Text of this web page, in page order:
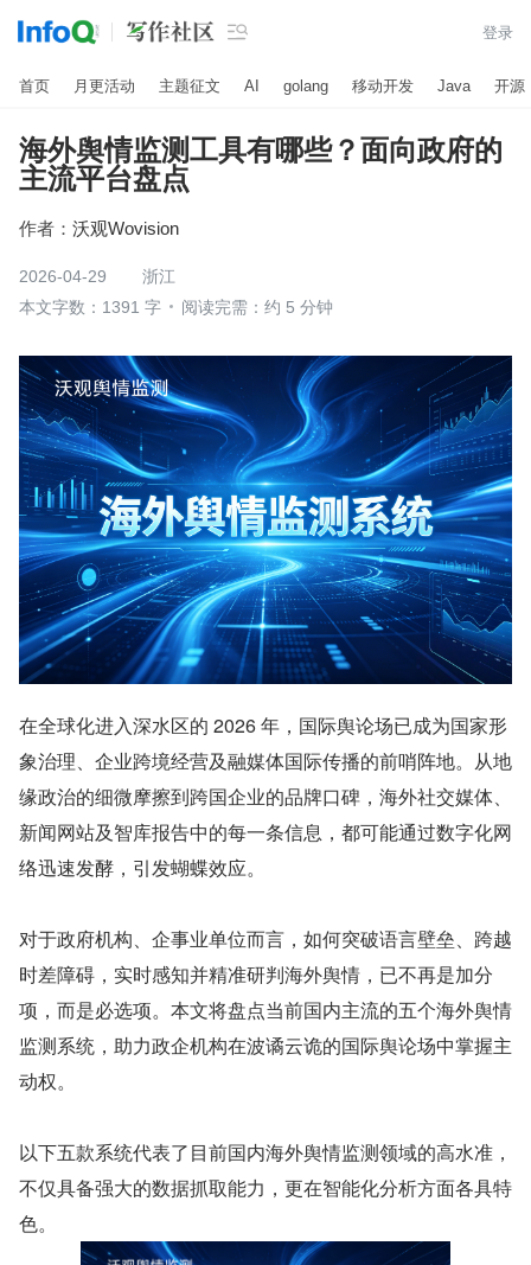
 登录
首页 月更活动 主题征文 AI golang 移动开发 Java 开源
海外舆情监测工具有哪些？面向政府的
主流平台盘点
作者： 沃观Wovision
2026-04-29
浙江
本文字数：1391 字
阅读完需：约 5 分钟
在全球化进入深水区的 2026 年，国际舆论场已成为国家形
象治理、企业跨境经营及融媒体国际传播的前哨阵地。从地
缘政治的细微摩擦到跨国企业的品牌口碑，海外社交媒体、
新闻网站及智库报告中的每一条信息，都可能通过数字化网
络迅速发酵，引发蝴蝶效应。
对于政府机构、企事业单位而言，如何突破语言壁垒、跨越
时差障碍，实时感知并精准研判海外舆情，已不再是加分
项，而是必选项。本文将盘点当前国内主流的五个海外舆情
监测系统，助力政企机构在波谲云诡的国际舆论场中掌握主
动权。
以下五款系统代表了目前国内海外舆情监测领域的高水准，
不仅具备强大的数据抓取能力，更在智能化分析方面各具特
色。